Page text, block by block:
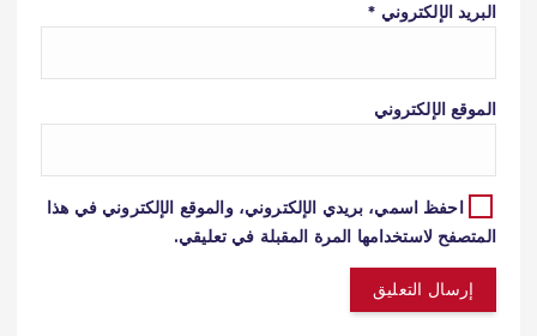
البريد الإلكتروني *
الموقع الإلكتروني
احفظ اسمي، بريدي الإلكتروني، والموقع الإلكتروني في هذا
المتصفح لاستخدامها المرة المقبلة في تعليقي.